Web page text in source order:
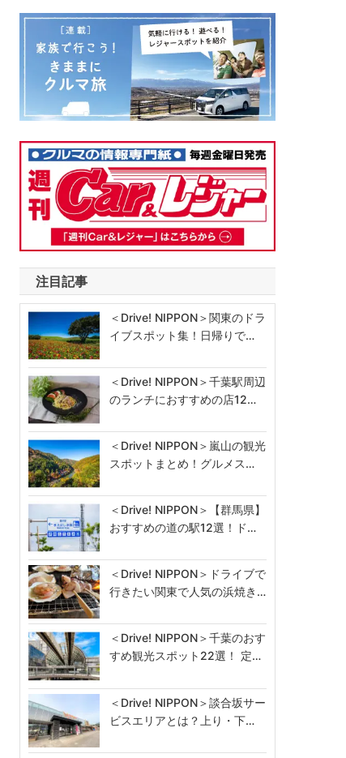
注目記事
＜Drive! NIPPON＞関東のドラ
イブスポット集！日帰りで…
＜Drive! NIPPON＞千葉駅周辺
のランチにおすすめの店12…
＜Drive! NIPPON＞嵐山の観光
スポットまとめ！グルメス…
＜Drive! NIPPON＞【群馬県】
おすすめの道の駅12選！ド…
＜Drive! NIPPON＞ドライブで
行きたい関東で人気の浜焼き…
＜Drive! NIPPON＞千葉のおす
すめ観光スポット22選！ 定…
＜Drive! NIPPON＞談合坂サー
ビスエリアとは？上り・下…